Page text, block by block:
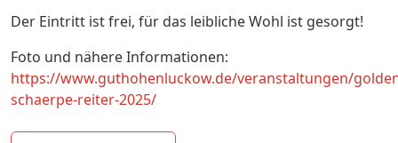
Der Eintritt ist frei, für das leibliche Wohl ist gesorgt!
Foto und nähere Informationen:
https://www.guthohenluckow.de/veranstaltungen/
schaerpe-reiter-2025/